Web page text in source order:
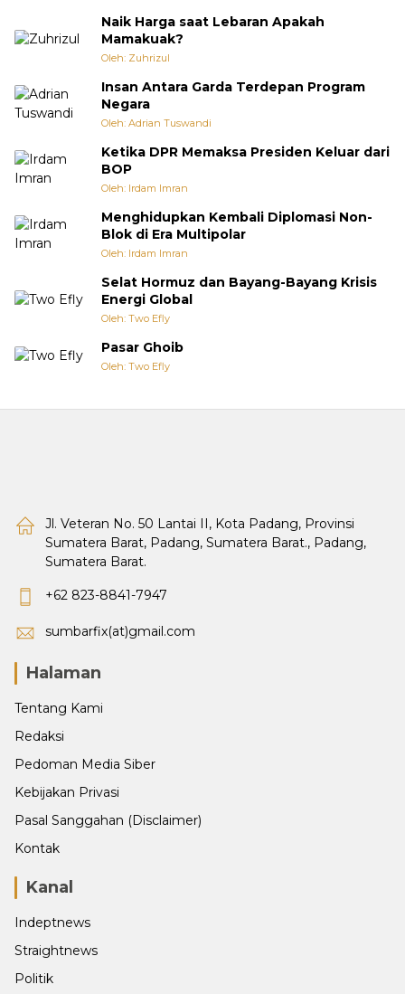
Naik Harga saat Lebaran Apakah
Mamakuak?
Oleh: Zuhrizul
Insan Antara Garda Terdepan Program
Negara
Oleh: Adrian Tuswandi
Ketika DPR Memaksa Presiden Keluar dari
BOP
Oleh: Irdam Imran
Menghidupkan Kembali Diplomasi Non-
Blok di Era Multipolar
Oleh: Irdam Imran
Selat Hormuz dan Bayang-Bayang Krisis
Energi Global
Oleh: Two Efly
Pasar Ghoib
Oleh: Two Efly
Jl. Veteran No. 50 Lantai II, Kota Padang, Provinsi
Sumatera Barat, Padang, Sumatera Barat., Padang,
Sumatera Barat.
+62 823-8841-7947
sumbarfix(at)gmail.com
Halaman
Tentang Kami
Redaksi
Pedoman Media Siber
Kebijakan Privasi
Pasal Sanggahan (Disclaimer)
Kontak
Kanal
Indeptnews
Straightnews
Politik